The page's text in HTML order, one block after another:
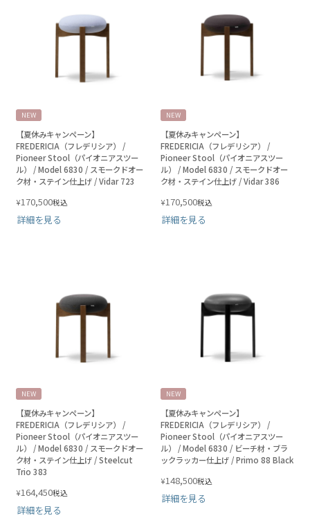
NEW
【夏休みキャンペーン】
FREDERICIA（フレデリシア） /
Pioneer Stool（パイオニアスツー
ル） / Model 6830 / スモークドオー
ク材・ステイン仕上げ / Vidar 723
¥170,500税込
詳細を見る
NEW
【夏休みキャンペーン】
FREDERICIA（フレデリシア） /
Pioneer Stool（パイオニアスツー
ル） / Model 6830 / スモークドオー
ク材・ステイン仕上げ / Vidar 386
¥170,500税込
詳細を見る
NEW
【夏休みキャンペーン】
FREDERICIA（フレデリシア） /
Pioneer Stool（パイオニアスツー
ル） / Model 6830 / スモークドオー
ク材・ステイン仕上げ / Steelcut
Trio 383
¥164,450税込
詳細を見る
NEW
【夏休みキャンペーン】
FREDERICIA（フレデリシア） /
Pioneer Stool（パイオニアスツー
ル） / Model 6830 / ビーチ材・ブラ
ックラッカー仕上げ / Primo 88 Black
¥148,500税込
詳細を見る